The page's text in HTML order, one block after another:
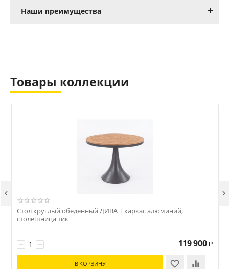
Наши преимущества
Товары коллекции
Стол круглый обеденный ДИВА Т каркас алюминий,
столешница тик
+
− 119 900 Р
В КОРЗИНУ
 